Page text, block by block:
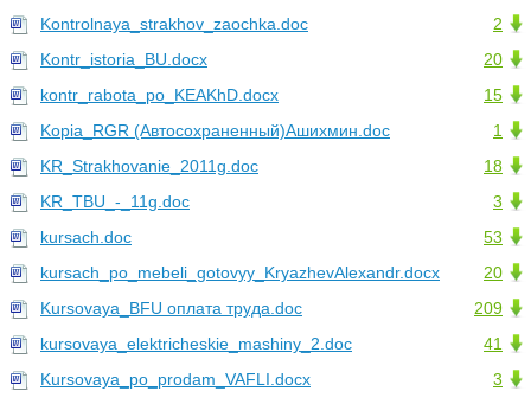
2
Kontrolnaya_strakhov_zaochka.doc
20
Kontr_istoria_BU.docx
15
kontr_rabota_po_KEAKhD.docx
1
Kopia_RGR (Автосохраненный)Ашихмин.doc
18
KR_Strakhovanie_2011g.doc
3
KR_TBU_-_11g.doc
53
kursach.doc
20
kursach_po_mebeli_gotovyy_KryazhevAlexandr.docx
209
Kursovaya_BFU оплата труда.doc
41
kursovaya_elektricheskie_mashiny_2.doc
3
Kursovaya_po_prodam_VAFLI.docx